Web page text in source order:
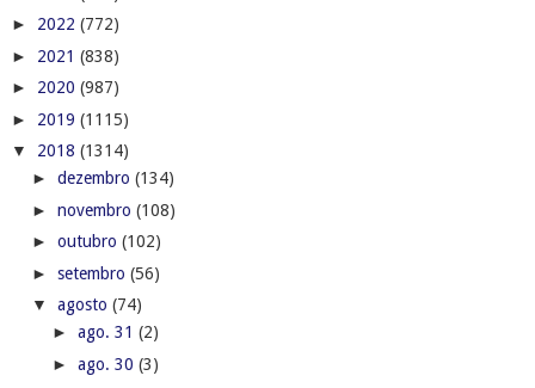
► 2022 (772)
► 2021 (838)
► 2020 (987)
► 2019 (1115)
▼ 2018 (1314)
► dezembro (134)
► novembro (108)
► outubro (102)
► setembro (56)
▼ agosto (74)
► ago. 31 (2)
► ago. 30 (3)